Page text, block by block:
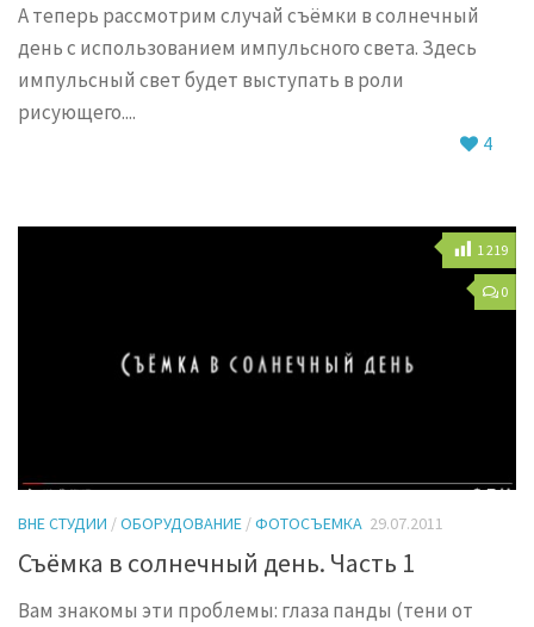
А теперь рассмотрим случай съёмки в солнечный
день с использованием импульсного света. Здесь
импульсный свет будет выступать в роли
рисующего....
4
0
1 219
ВНЕ СТУДИИ /ОБОРУДОВАНИЕ /ФОТОСЪЕМКА 29.07.2011
Съёмка в солнечный день. Часть 1
Вам знакомы эти проблемы: глаза панды (тени от